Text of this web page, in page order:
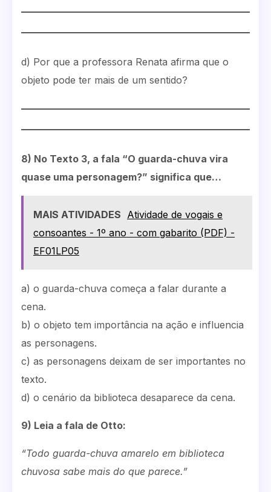
d) Por que a professora Renata afirma que o
objeto pode ter mais de um sentido?
8) No Texto 3, a fala “O guarda-chuva vira
quase uma personagem?” significa que…
MAIS ATIVIDADES Atividade de vogais e
consoantes - 1º ano - com gabarito (PDF) -
EF01LP05
a) o guarda-chuva começa a falar durante a
cena.
b) o objeto tem importância na ação e influencia
as personagens.
c) as personagens deixam de ser importantes no
texto.
d) o cenário da biblioteca desaparece da cena.
9) Leia a fala de Otto:
“Todo guarda-chuva amarelo em biblioteca
chuvosa sabe mais do que parece.”